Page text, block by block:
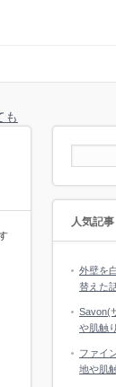
も
人気記事
外壁を
替えた
Savon(
や肌触
ファイ
地や肌